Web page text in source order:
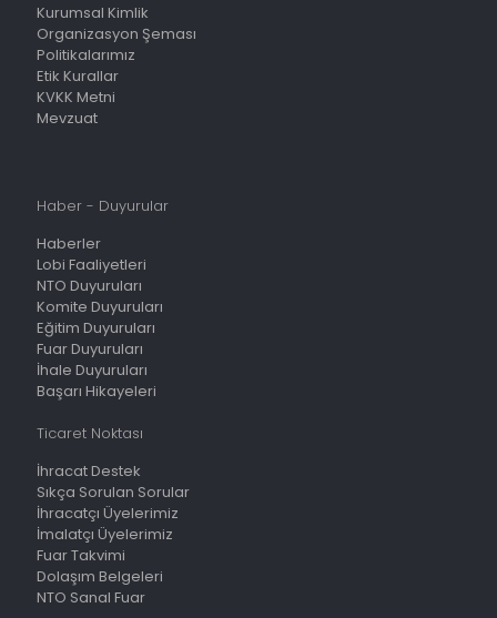
Kurumsal Kimlik
Organizasyon Şeması
Politikalarımız
Etik Kurallar
KVKK Metni
Mevzuat
Haber - Duyurular
Haberler
Lobi Faaliyetleri
NTO Duyuruları
Komite Duyuruları
Eğitim Duyuruları
Fuar Duyuruları
İhale Duyuruları
Başarı Hikayeleri
Ticaret Noktası
İhracat Destek
Sıkça Sorulan Sorular
İhracatçı Üyelerimiz
İmalatçı Üyelerimiz
Fuar Takvimi
Dolaşım Belgeleri
NTO Sanal Fuar